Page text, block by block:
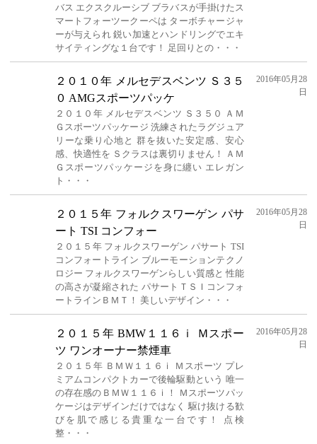
バス エクスクルーシブ ブラバスが手掛けたス
マートフォーツークーペは ターボチャージャ
ーが与えられ 鋭い加速とハンドリングでエキ
サイティングな１台です！ 足回りとの・・・
２０１０年 メルセデスベンツ Ｓ３５
０ AMGスポーツパッケ
２０１０年 メルセデスベンツ Ｓ３５０ ＡＭ
Ｇスポーツパッケージ 洗練されたラグジュア
リーな乗り心地と 群を抜いた安定感、安心
感、快適性を Ｓクラスは裏切りません！ ＡＭ
Ｇスポーツパッケージを身に纏い エレガン
ト・・・
2016年05月28
日
２０１５年 フォルクスワーゲン パサ
ート TSI コンフォー
２０１５年 フォルクスワーゲン パサート TSI
コンフォートライン ブルーモーションテクノ
ロジー フォルクスワーゲンらしい質感と 性能
の高さが凝縮された パサートＴＳＩコンフォ
ートラインＢＭＴ！ 美しいデザイン・・・
2016年05月28
日
２０１５年 BMW１１６ｉ Ｍスポー
ツ ワンオーナー禁煙車
２０１５年 ＢＭＷ１１６ｉ Ｍスポーツ プレ
ミアムコンパクトカーで後輪駆動という 唯一
の存在感のＢＭＷ１１６ｉ！ Ｍスポーツパッ
ケージはデザインだけではなく 駆け抜ける歓
びを肌で感じる貴重な一台です！ 点検
整・・・
2016年05月28
日